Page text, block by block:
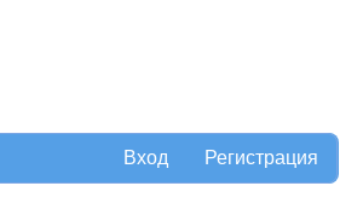
Регистрация
Вход